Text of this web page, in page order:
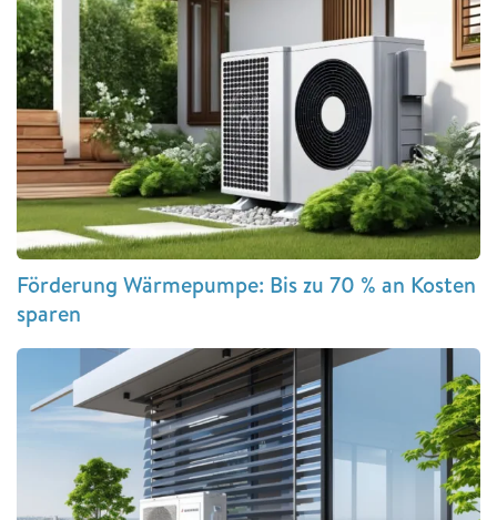
Förderung Wärmepumpe: Bis zu 70 % an Kosten
sparen